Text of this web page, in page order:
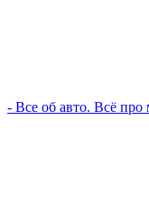
- Все об авто. Всё